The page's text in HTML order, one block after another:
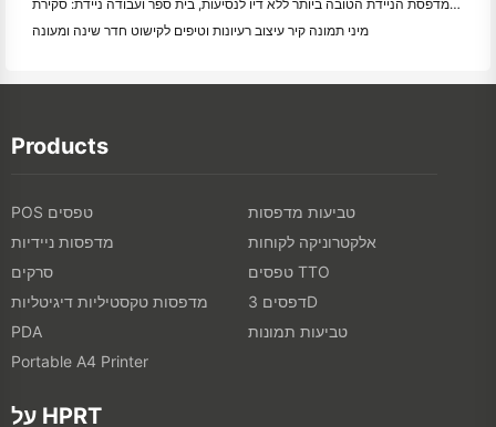
המדפסת הניידת הטובה ביותר ללא דיו לנסיעות, בית ספר ועבודה ניידת: סקירת Hanin MT620 Pro
מיני תמונה קיר עיצוב רעיונות וטיפים לקישוט חדר שינה ומעונה
Products
POS טפסים
טביעות מדפסות
מדפסות ניידיות
אלקטרוניקה לקוחות
סרקים
טפסים TTO
מדפסות טקסטיליות דיגיטליות
דפסים 3D
PDA
טביעות תמונות
Portable A4 Printer
על HPRT